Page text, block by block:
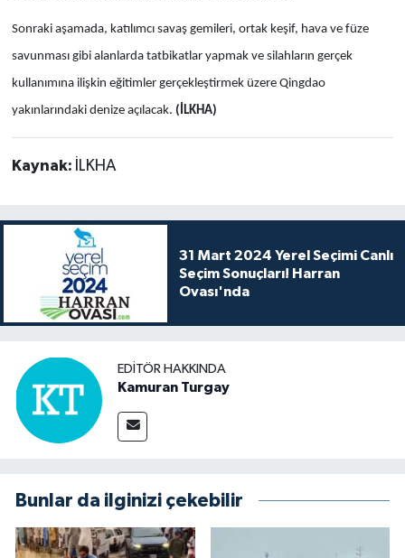
Sonraki aşamada, katılımcı savaş gemileri, ortak keşif, hava ve füze
savunması gibi alanlarda tatbikatlar yapmak ve silahların gerçek
kullanımına ilişkin eğitimler gerçekleştirmek üzere Qingdao
yakınlarındaki denize açılacak. (İLKHA)
Kaynak: İLKHA
31 Mart 2024 Yerel Seçimi Canlı
Seçim Sonuçları! Harran
Ovası'nda
EDITÖR HAKKINDA
Kamuran Turgay
Bunlar da ilginizi çekebilir